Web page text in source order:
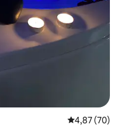
Средна
4,87 (70)